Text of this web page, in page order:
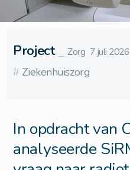
Project Zorg 7 juli 2026
# Ziekenhuiszorg
In opdracht van
analyseerde